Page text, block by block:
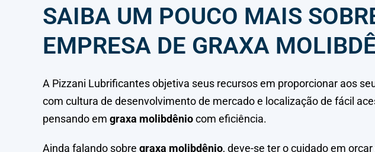
SAIBA UM POUCO MAIS
EMPRESA DE GRAXA
A Pizzani Lubrificantes objetiva seus recursos em proporcionar aos
com cultura de desenvolvimento de mercado e localização de fácil
pensando em graxa molibdêniocom eficiência.
Ainda falando sobre graxa molibdênio, deve-se ter o cuidado em